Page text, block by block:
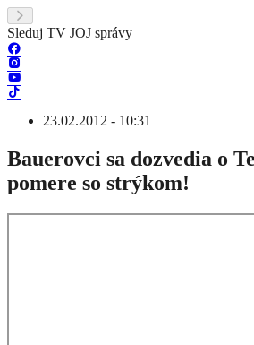
Sleduj TV JOJ správy
23.02.2012 - 10:31
Bauerovci sa dozvedia o
pomere so strýkom!